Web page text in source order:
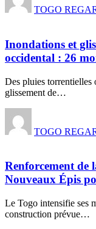
TOGO
Inondations et
occidental : 26
Des pluies torrentielles
glissement de…
TOGO
Renforcement de
Nouveaux Épis
Le Togo intensifie ses
construction prévue…